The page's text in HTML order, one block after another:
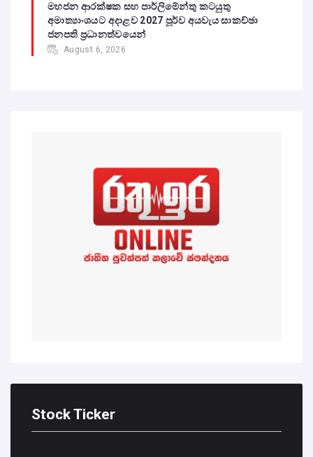
මහජන ආරක්ෂක සහ පාර්ලිමේන්තු කටයුතු
අමාත්‍යාංශයට අදාළව 2027 පූර්ව අයවැය සාකච්ඡා
ජනපති ප්‍රධානත්වයෙන්
August 6, 2026
Stock Ticker